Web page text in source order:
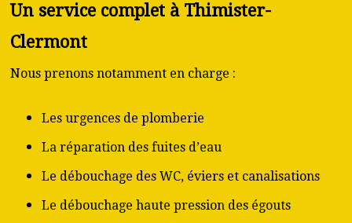
Un service complet à Thimister-
Clermont
Nous prenons notamment en charge :
Les urgences de plomberie
La réparation des fuites d’eau
Le débouchage des WC, éviers et canalisations
Le débouchage haute pression des égouts